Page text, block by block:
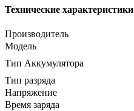
Технические характеристики
Производитель
Модель
Тип Аккумулятора
Тип разряда
Напряжение
Время заряда